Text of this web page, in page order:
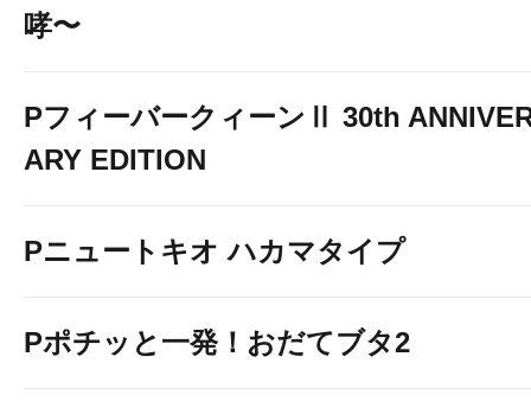
哮〜
PフィーバークィーンⅡ 30th
ARY EDITION
Pニュートキオ ハカマタイプ
Pポチッと一発！おだてブタ2